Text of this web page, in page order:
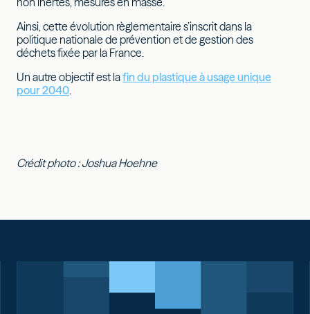
Ainsi, cette évolution règlementaire s’inscrit dans la
politique nationale de prévention et de gestion des
déchets fixée par la France.
Un autre objectif est lafin du plastique à usage unique
pour 2040.
Crédit photo : Joshua Hoehne